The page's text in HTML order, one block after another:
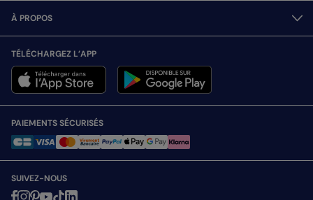
À PROPOS
TÉLÉCHARGEZ L’APP
PAIEMENTS SÉCURISÉS
SUIVEZ-NOUS